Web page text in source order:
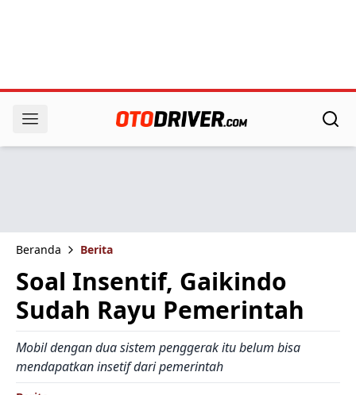
Beranda Berita
Soal Insentif, Gaikindo
Sudah Rayu Pemerintah
Mobil dengan dua sistem penggerak itu belum bisa
mendapatkan insetif dari pemerintah